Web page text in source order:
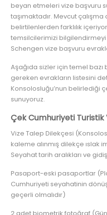
beyan etmeleri vize başvuru
taşımaktadır. Mevcut
belirtilenlerden farklılık
temsilcilerimizi bilgilendirmeyi
Schengen vize başvuru
Aşağıda sizler için temel
gereken evrakların listesini
Konsolosluğu’nun belirlediği
sunuyoruz.
Çek Cumhuriyeti Turistik
Vize Talep Dilekçesi
kaleme alınmış dilekçe ıslak
Seyahat tarih aralıkları ve
Pasaport-eski pasaportlar
Cumhuriyeti seyahatinin
geçerli olmalıdır)